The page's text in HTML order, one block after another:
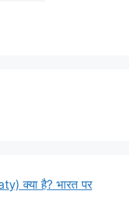
क्या है? भारत पर